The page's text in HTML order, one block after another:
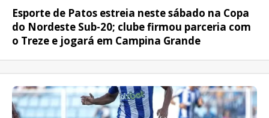
Esporte de Patos estreia neste sábado na Copa
do Nordeste Sub-20; clube firmou parceria com
o Treze e jogará em Campina Grande